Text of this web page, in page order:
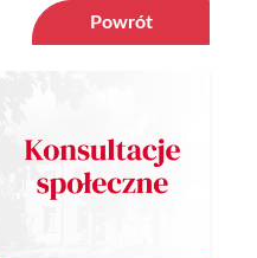
Powrót